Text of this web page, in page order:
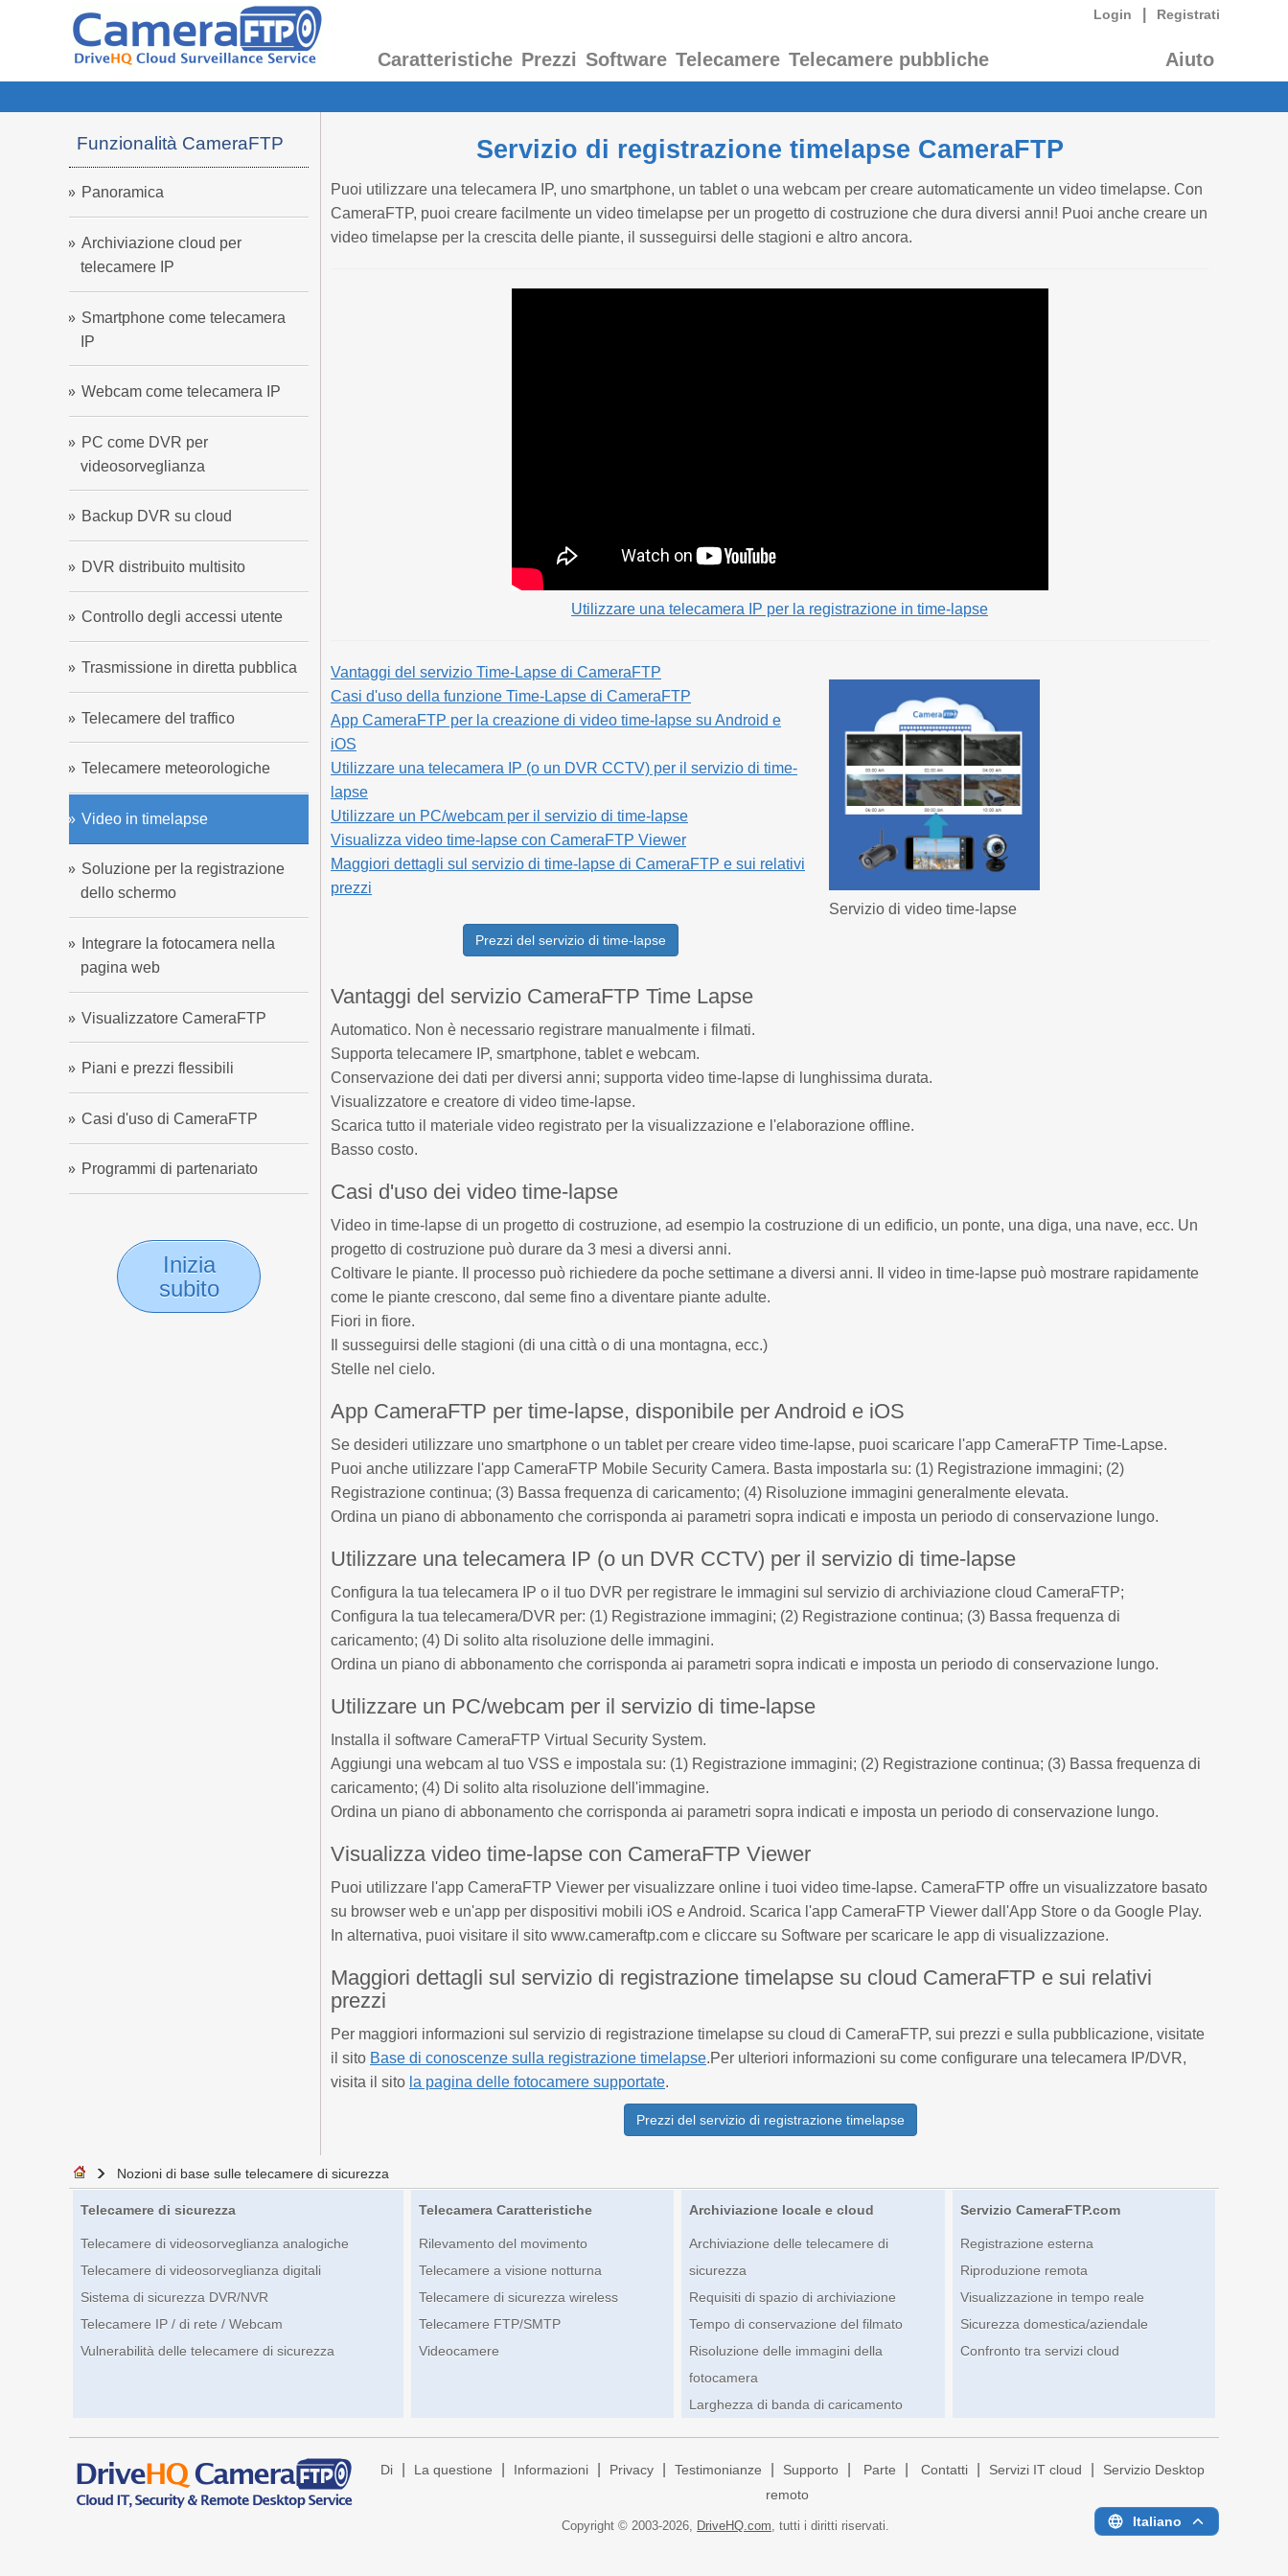
Login Registrati
Caratteristiche Prezzi Software Telecamere Telecamere pubbliche Aiuto
Funzionalità CameraFTP
Panoramica
Archiviazione cloud per
telecamere IP
Smartphone come telecamera
IP
Webcam come telecamera IP
PC come DVR per
videosorveglianza
Backup DVR su cloud
DVR distribuito multisito
Controllo degli accessi utente
Trasmissione in diretta pubblica
Telecamere del traffico
Telecamere meteorologiche
Video in timelapse
Soluzione per la registrazione
dello schermo
Integrare la fotocamera nella
pagina web
Visualizzatore CameraFTP
Piani e prezzi flessibili
Casi d'uso di CameraFTP
Programmi di partenariato
Inizia
subito
Servizio di registrazione timelapse CameraFTP
Puoi utilizzare una telecamera IP, uno smartphone, un tablet o una webcam per creare automaticamente un video timelapse. Con
CameraFTP, puoi creare facilmente un video timelapse per un progetto di costruzione che dura diversi anni! Puoi anche creare un
video timelapse per la crescita delle piante, il susseguirsi delle stagioni e altro ancora.
Utilizzare una telecamera IP per la registrazione in time-lapse
Vantaggi del servizio Time-Lapse di CameraFTP
Casi d'uso della funzione Time-Lapse di CameraFTP
App CameraFTP per la creazione di video time-lapse su Android e
iOS
Utilizzare una telecamera IP (o un DVR CCTV) per il servizio di time-
lapse
Utilizzare un PC/webcam per il servizio di time-lapse
Visualizza video time-lapse con CameraFTP Viewer
Maggiori dettagli sul servizio di time-lapse di CameraFTP e sui relativi
prezzi
Prezzi del servizio di time-lapse
Servizio di video time-lapse
Vantaggi del servizio CameraFTP Time Lapse
Automatico. Non è necessario registrare manualmente i filmati.
Supporta telecamere IP, smartphone, tablet e webcam.
Conservazione dei dati per diversi anni; supporta video time-lapse di lunghissima durata.
Visualizzatore e creatore di video time-lapse.
Scarica tutto il materiale video registrato per la visualizzazione e l'elaborazione offline.
Basso costo.
Casi d'uso dei video time-lapse
Video in time-lapse di un progetto di costruzione, ad esempio la costruzione di un edificio, un ponte, una diga, una nave, ecc. Un
progetto di costruzione può durare da 3 mesi a diversi anni.
Coltivare le piante. Il processo può richiedere da poche settimane a diversi anni. Il video in time-lapse può mostrare rapidamente
come le piante crescono, dal seme fino a diventare piante adulte.
Fiori in fiore.
Il susseguirsi delle stagioni (di una città o di una montagna, ecc.)
Stelle nel cielo.
App CameraFTP per time-lapse, disponibile per Android e iOS
Se desideri utilizzare uno smartphone o un tablet per creare video time-lapse, puoi scaricare l'app CameraFTP Time-Lapse.
Puoi anche utilizzare l'app CameraFTP Mobile Security Camera. Basta impostarla su: (1) Registrazione immagini; (2)
Registrazione continua; (3) Bassa frequenza di caricamento; (4) Risoluzione immagini generalmente elevata.
Ordina un piano di abbonamento che corrisponda ai parametri sopra indicati e imposta un periodo di conservazione lungo.
Utilizzare una telecamera IP (o un DVR CCTV) per il servizio di time-lapse
Configura la tua telecamera IP o il tuo DVR per registrare le immagini sul servizio di archiviazione cloud CameraFTP;
Configura la tua telecamera/DVR per: (1) Registrazione immagini; (2) Registrazione continua; (3) Bassa frequenza di
caricamento; (4) Di solito alta risoluzione delle immagini.
Ordina un piano di abbonamento che corrisponda ai parametri sopra indicati e imposta un periodo di conservazione lungo.
Utilizzare un PC/webcam per il servizio di time-lapse
Installa il software CameraFTP Virtual Security System.
Aggiungi una webcam al tuo VSS e impostala su: (1) Registrazione immagini; (2) Registrazione continua; (3) Bassa frequenza di
caricamento; (4) Di solito alta risoluzione dell'immagine.
Ordina un piano di abbonamento che corrisponda ai parametri sopra indicati e imposta un periodo di conservazione lungo.
Visualizza video time-lapse con CameraFTP Viewer
Puoi utilizzare l'app CameraFTP Viewer per visualizzare online i tuoi video time-lapse. CameraFTP offre un visualizzatore basato
su browser web e un'app per dispositivi mobili iOS e Android. Scarica l'app CameraFTP Viewer dall'App Store o da Google Play.
In alternativa, puoi visitare il sito www.cameraftp.com e cliccare su Software per scaricare le app di visualizzazione.
Maggiori dettagli sul servizio di registrazione timelapse su cloud CameraFTP e sui relativi
prezzi
Per maggiori informazioni sul servizio di registrazione timelapse su cloud di CameraFTP, sui prezzi e sulla pubblicazione, visitate
il sito Base di conoscenze sulla registrazione timelapse.Per ulteriori informazioni su come configurare una telecamera IP/DVR,
visita il sito la pagina delle fotocamere supportate.
Prezzi del servizio di registrazione timelapse
Nozioni di base sulle telecamere di sicurezza
Telecamere di sicurezza
Telecamere di videosorveglianza analogiche
Telecamere di videosorveglianza digitali
Sistema di sicurezza DVR/NVR
Telecamere IP / di rete / Webcam
Vulnerabilità delle telecamere di sicurezza
Telecamera Caratteristiche
Rilevamento del movimento
Telecamere a visione notturna
Telecamere di sicurezza wireless
Telecamere FTP/SMTP
Videocamere
Archiviazione locale e cloud
Archiviazione delle telecamere di
sicurezza
Requisiti di spazio di archiviazione
Tempo di conservazione del filmato
Risoluzione delle immagini della
fotocamera
Larghezza di banda di caricamento
Servizio CameraFTP.com
Registrazione esterna
Riproduzione remota
Visualizzazione in tempo reale
Sicurezza domestica/aziendale
Confronto tra servizi cloud
Di La questione Informazioni Privacy Testimonianze Supporto Parte Contatti Servizi IT cloud
Servizio Desktop
remoto
Copyright © 2003-2026, DriveHQ.com, tutti i diritti riservati. Italiano